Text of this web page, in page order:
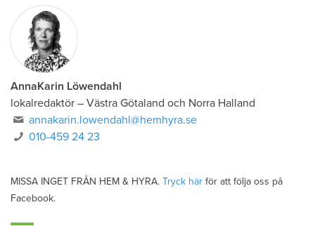
AnnaKarin Löwendahl
lokalredaktör – Västra Götaland och Norra Halland
annakarin.lowendahl@hemhyra.se
010-459 24 23
MISSA INGET FRÅN HEM & HYRA. Tryck här för att följa oss på
Facebook.